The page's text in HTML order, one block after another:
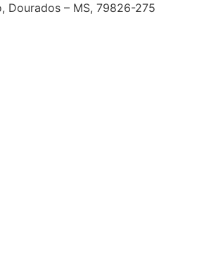
Dourados – MS, 79826-275